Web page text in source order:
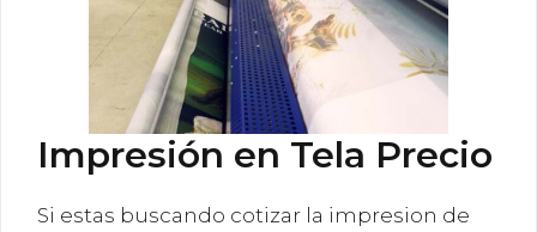
Impresión en Tela Precio
Si estas buscando cotizar la impresion de